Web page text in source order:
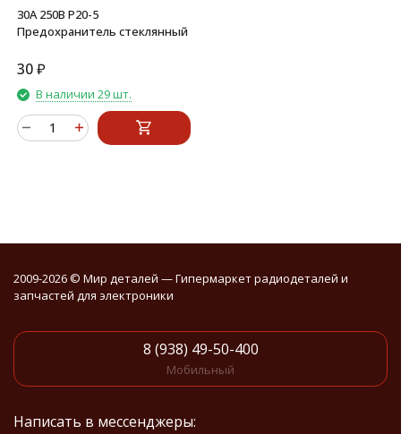
30А 250В P20-5
Предохранитель стеклянный
30₽
В наличии 29 шт.
2009-2026 © Мир деталей — Гипермаркет радиодеталей и
запчастей для электроники
8 (938) 49-50-400
Мобильный
Написать в мессенджеры: